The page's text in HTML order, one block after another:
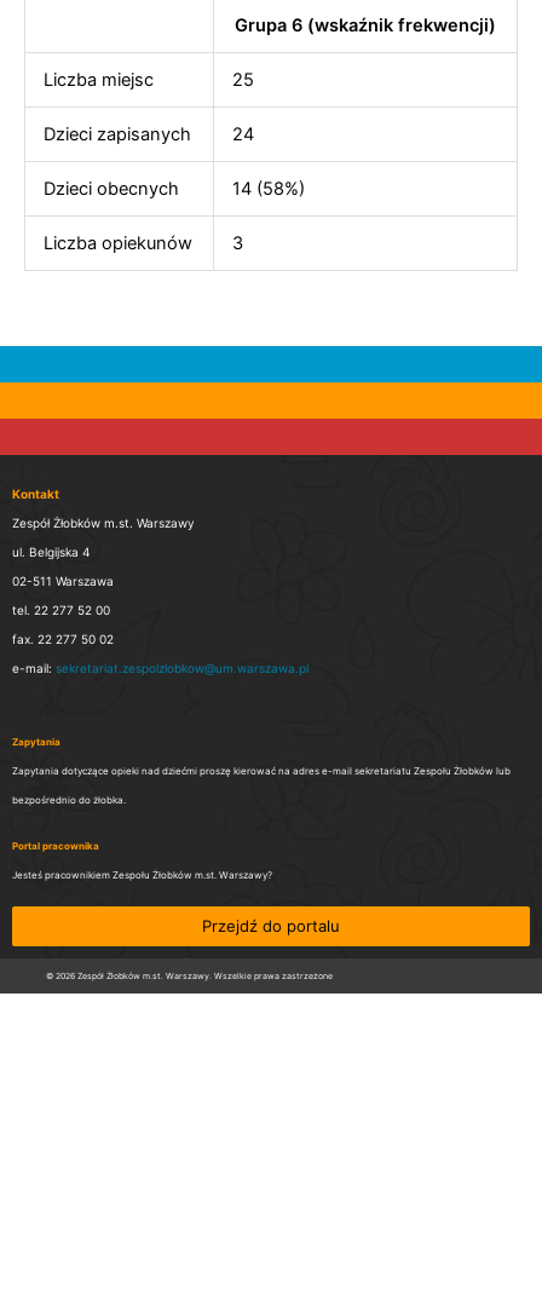
Grupa 6 (wskaźnik frekwencji)
Liczba miejsc 25
Dzieci zapisanych 24
Dzieci obecnych 14 (58%)
Liczba opiekunów 3
Kontakt
Zespół Żłobków m.st. Warszawy
ul. Belgijska 4
02-511 Warszawa
tel. 22 277 52 00
fax. 22 277 50 02
e-mail: sekretariat.zespolzlobkow@um.warszawa.pl
Zapytania
Zapytania dotyczące opieki nad dziećmi proszę kierować na adres e-mail sekretariatu Zespołu Żłobków lub
bezpośrednio do żłobka.
Portal pracownika
Jesteś pracownikiem Zespołu Żłobków m.st. Warszawy?
Przejdź do portalu
© 2026 Zespół Żłobków m.st. Warszawy. Wszelkie prawa zastrzeżone